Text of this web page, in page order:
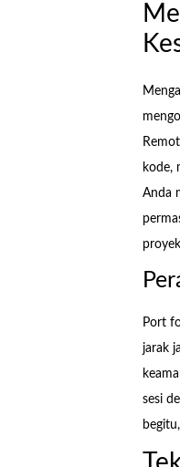
kode,
Anda
Port
jarak
sesi